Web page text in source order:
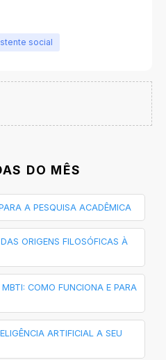
social
DO MÊS
A PESQUISA ACADÊMICA
ORIGENS FILOSÓFICAS À
COMO FUNCIONA E PARA
ARTIFICIAL A SEU